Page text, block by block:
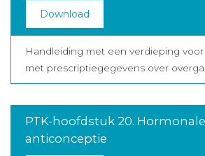
Download
Handleiding met een verdieping
met prescriptiegegevens over
PTK-hoofdstuk 20. Hormonale
anticonceptie